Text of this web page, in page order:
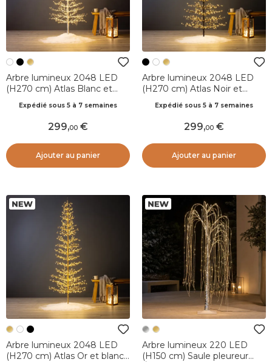
Arbre lumineux 2048 LED
(H270 cm) Atlas Blanc et
Expédié sous 5 à 7 semaines
299,00
Ajouter au panier
Arbre lumineux 2048 LED
(H270 cm) Atlas Noir et
Expédié sous 5 à 7 semaines
299,00
Ajouter au panier
Arbre lumineux 2048 LED
(H270 cm) Atlas Or et blanc
Arbre lumineux 220 LED
(H150 cm) Saule pleureur